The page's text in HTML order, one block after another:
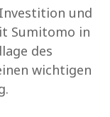
und
Sumitomo in
des
wichtigen